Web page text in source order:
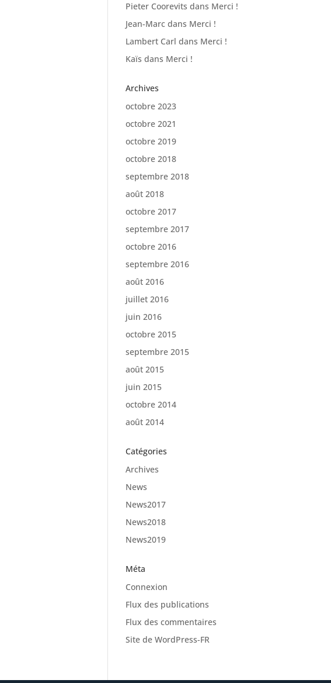
Pieter Coorevits dans Merci !
Jean-Marc dans Merci !
Lambert Carl dans Merci !
Kaïs dans Merci !
Archives
octobre 2023
octobre 2021
octobre 2019
octobre 2018
septembre 2018
août 2018
octobre 2017
septembre 2017
octobre 2016
septembre 2016
août 2016
juillet 2016
juin 2016
octobre 2015
septembre 2015
août 2015
juin 2015
octobre 2014
août 2014
Catégories
Archives
News
News2017
News2018
News2019
Méta
Connexion
Flux des publications
Flux des commentaires
Site de WordPress-FR